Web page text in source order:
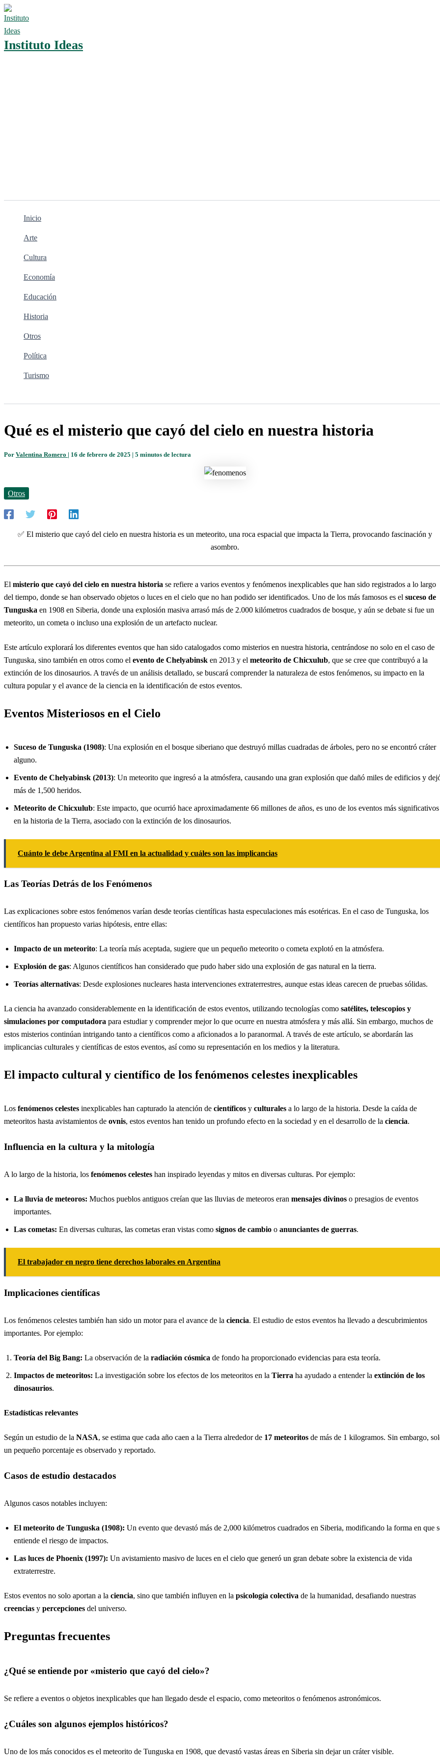
Ir
al
contenido
Instituto Ideas
Inicio
Arte
Cultura
Economía
Educación
Historia
Otros
Política
Turismo
Qué es el misterio que cayó del cielo en nuestra historia
Por Valentina Romero | 16 de febrero de 2025 | 5 minutos de lectura
Otros
✅ El misterio que cayó del cielo en nuestra historia es un meteorito, una roca espacial que impacta la Tierra, provocando fascinación y
asombro.
El misterio que cayó del cielo en nuestra historia se refiere a varios eventos y fenómenos inexplicables que han sido registrados a lo largo
del tiempo, donde se han observado objetos o luces en el cielo que no han podido ser identificados. Uno de los más famosos es el suceso de
Tunguska en 1908 en Siberia, donde una explosión masiva arrasó más de 2.000 kilómetros cuadrados de bosque, y aún se debate si fue un
meteorito, un cometa o incluso una explosión de un artefacto nuclear.
Este artículo explorará los diferentes eventos que han sido catalogados como misterios en nuestra historia, centrándose no solo en el caso de
Tunguska, sino también en otros como el evento de Chelyabinsk en 2013 y el meteorito de Chicxulub, que se cree que contribuyó a la
extinción de los dinosaurios. A través de un análisis detallado, se buscará comprender la naturaleza de estos fenómenos, su impacto en la
cultura popular y el avance de la ciencia en la identificación de estos eventos.
Eventos Misteriosos en el Cielo
Suceso de Tunguska (1908): Una explosión en el bosque siberiano que destruyó millas cuadradas de árboles, pero no se encontró cráter
alguno.
Evento de Chelyabinsk (2013): Un meteorito que ingresó a la atmósfera, causando una gran explosión que dañó miles de edificios y
más de 1,500 heridos.
Meteorito de Chicxulub: Este impacto, que ocurrió hace aproximadamente 66 millones de años, es uno de los eventos más significativos
en la historia de la Tierra, asociado con la extinción de los dinosaurios.
Cuánto le debe Argentina al FMI en la actualidad y cuáles son las implicancias
Las Teorías Detrás de los Fenómenos
Las explicaciones sobre estos fenómenos varían desde teorías científicas hasta especulaciones más esotéricas. En el caso de Tunguska, los
científicos han propuesto varias hipótesis, entre ellas:
Impacto de un meteorito: La teoría más aceptada, sugiere que un pequeño meteorito o cometa explotó en la atmósfera.
Explosión de gas: Algunos científicos han considerado que pudo haber sido una explosión de gas natural en la tierra.
Teorías alternativas: Desde explosiones nucleares hasta intervenciones extraterrestres, aunque estas ideas carecen de pruebas sólidas.
La ciencia ha avanzado considerablemente en la identificación de estos eventos, utilizando tecnologías como satélites, telescopios y
simulaciones por computadora para estudiar y comprender mejor lo que ocurre en nuestra atmósfera y más allá. Sin embargo, muchos de
estos misterios continúan intrigando tanto a científicos como a aficionados a lo paranormal. A través de este artículo, se abordarán las
implicancias culturales y científicas de estos eventos, así como su representación en los medios y la literatura.
El impacto cultural y científico de los fenómenos celestes inexplicables
Los fenómenos celestes inexplicables han capturado la atención de científicos y culturales a lo largo de la historia. Desde la caída de
meteoritos hasta avistamientos de ovnis, estos eventos han tenido un profundo efecto en la sociedad y en el desarrollo de la ciencia.
Influencia en la cultura y la mitología
A lo largo de la historia, los fenómenos celestes han inspirado leyendas y mitos en diversas culturas. Por ejemplo:
La lluvia de meteoros: Muchos pueblos antiguos creían que las lluvias de meteoros eran mensajes divinos o presagios de eventos
importantes.
Las cometas: En diversas culturas, las cometas eran vistas como signos de cambio o anunciantes de guerras.
El trabajador en negro tiene derechos laborales en Argentina
Implicaciones científicas
Los fenómenos celestes también han sido un motor para el avance de la ciencia. El estudio de estos eventos ha llevado a descubrimientos
importantes. Por ejemplo:
Teoría del Big Bang: La observación de la radiación cósmica de fondo ha proporcionado evidencias para esta teoría.
Impactos de meteoritos: La investigación sobre los efectos de los meteoritos en la Tierra ha ayudado a entender la extinción de los
dinosaurios.
Estadísticas relevantes
Según un estudio de la NASA, se estima que cada año caen a la Tierra alrededor de 17 meteoritos de más de 1 kilogramos. Sin embargo,
un pequeño porcentaje es observado y reportado.
Casos de estudio destacados
Algunos casos notables incluyen:
El meteorito de Tunguska (1908): Un evento que devastó más de 2,000 kilómetros cuadrados en Siberia, modificando la forma en que
entiende el riesgo de impactos.
Las luces de Phoenix (1997): Un avistamiento masivo de luces en el cielo que generó un gran debate sobre la existencia de vida
extraterrestre.
Estos eventos no solo aportan a la ciencia, sino que también influyen en la psicología colectiva de la humanidad, desafiando nuestras
creencias y percepciones del universo.
Preguntas frecuentes
¿Qué se entiende por «misterio que cayó del cielo»?
Se refiere a eventos o objetos inexplicables que han llegado desde el espacio, como meteoritos o fenómenos astronómicos.
¿Cuáles son algunos ejemplos históricos?
Uno de los más conocidos es el meteorito de Tunguska en 1908, que devastó vastas áreas en Siberia sin dejar un cráter visible.